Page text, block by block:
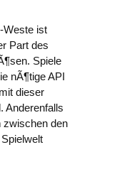
Weste ist
Part des
Spiele
nÃ¶tige API
dieser
Anderenfalls
zwischen den